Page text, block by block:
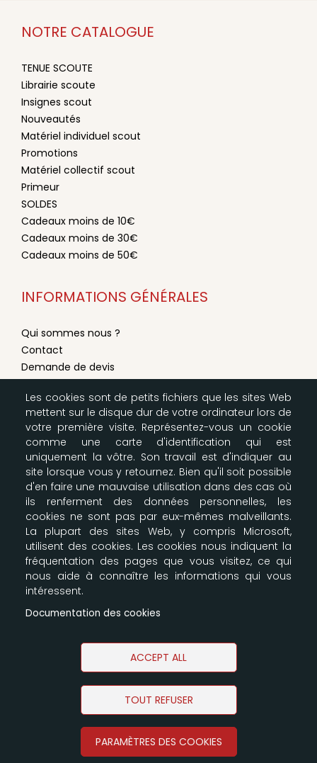
Les cookies sont de petits fichiers que les sites Web
mettent sur le disque dur de votre ordinateur lors de
votre première visite. Représentez-vous un cookie
comme une carte d'identification qui est
uniquement la vôtre. Son travail est d'indiquer au
site lorsque vous y retournez. Bien qu'il soit possible
d'en faire une mauvaise utilisation dans des cas où
ils renferment des données personnelles, les
cookies ne sont pas par eux-mêmes malveillants.
La plupart des sites Web, y compris Microsoft,
utilisent des cookies. Les cookies nous indiquent la
fréquentation des pages que vous visitez, ce qui
nous aide à connaître les informations qui vous
intéressent.
Documentation des cookies
PARAMÈTRES DES COOKIES
TOUT REFUSER
ACCEPT ALL
NOTRE CATALOGUE
TENUE SCOUTE
Librairie scoute
Insignes scout
Nouveautés
Matériel individuel scout
Promotions
Matériel collectif scout
Primeur
SOLDES
Cadeaux moins de 10€
Cadeaux moins de 30€
Cadeaux moins de 50€
INFORMATIONS GÉNÉRALES
Qui sommes nous ?
Contact
Demande de devis
Mentions légales
Modes de livraison & paiement
Configurer les cookies
Plan du site
LA BOUTIQUE SCOUTE
Nos entrepôts
164-166 Av Joseph Kessel
Parkile 12
78960 Voisins le Bretonneux
09 87 00 61 91 - 06 61 30 35 39
SUIVEZ-NOUS !
Copyright © 2026 La Boutique Scoute
Gezy - Création site E-commerce